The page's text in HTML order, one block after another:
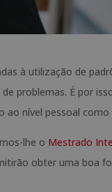
à utilização de
problemas. É por
nível pessoal como
lhe o Mestrado
obter uma boa